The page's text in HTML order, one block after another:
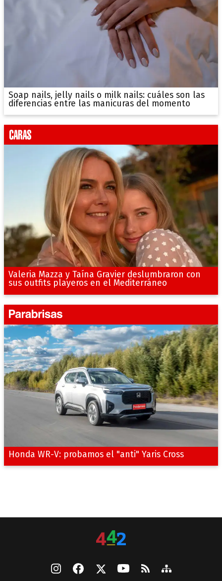
Soap nails, jelly nails o milk nails: cuáles son las
diferencias entre las manicuras del momento
Valeria Mazza y Taína Gravier deslumbraron con
sus outfits playeros en el Mediterráneo
Honda WR-V: probamos el "anti" Yaris Cross